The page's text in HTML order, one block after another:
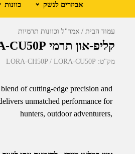
אביזרים לנשק כוונות
עמוד הבית אמר"ל וכוונות תרמיות
קליפ-און תרמי KIRO LORA-CH50P / LORA-CU50P
מק"ט: LORA-CH50P / LORA-CU50P
of cutting-edge precision and
unmatched performance for
hunters, outdoor adventurers,